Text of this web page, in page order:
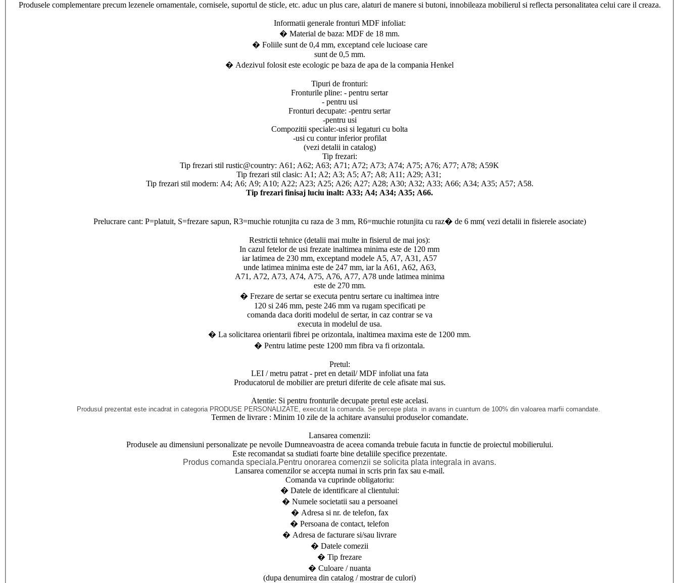
Produsele complementare precum lezenele ornamentale, cornisele, suportul de sticle, etc. aduc un plus care, alaturi de manere si butoni, innobileaza mobilierul si reflecta personalitatea celui care il creaza.
Informatii generale fronturi MDF infoliat:
� Material de baza: MDF de 18 mm.
� Foliile sunt de 0,4 mm, exceptand cele lucioase care
sunt de 0,5 mm.
� Adezivul folosit este ecologic pe baza de apa de la compania Henkel
Tipuri de fronturi:
Fronturile pline: - pentru sertar
- pentru usi
Fronturi decupate: -pentru sertar
-pentru usi
Compozitii speciale:-usi si legaturi cu bolta
-usi cu contur inferior profilat
(vezi detalii in catalog)
Tip frezari:
Tip frezari stil rustic@country: A61; A62; A63; A71; A72; A73; A74; A75; A76; A77; A78; A59K
Tip frezari stil clasic: A1; A2; A3; A5; A7; A8; A11; A29; A31;
Tip frezari stil modern: A4; A6; A9; A10; A22; A23; A25; A26; A27; A28; A30; A32; A33; A66; A34; A35; A57; A58.
Tip frezari finisaj luciu inalt: A33; A4; A34; A35; A66.
Prelucrare cant: P=platuit, S=frezare sapun, R3=muchie rotunjita cu raza de 3 mm, R6=muchie rotunjita cu raz� de 6 mm( vezi detalii in fisierele asociate)
Restrictii tehnice (detalii mai multe in fisierul de mai jos):
In cazul fetelor de usi frezate inaltimea minima este de 120 mm
iar latimea de 230 mm, exceptand modele A5, A7, A31, A57
unde latimea minima este de 247 mm, iar la A61, A62, A63,
A71, A72, A73, A74, A75, A76, A77, A78 unde latimea minima
este de 270 mm.
� Frezare de sertar se executa pentru sertare cu inaltimea intre
120 si 246 mm, peste 246 mm va rugam specificati pe
comanda daca doriti modelul de sertar, in caz contrar se va
executa in modelul de usa.
� La solicitarea orientarii fibrei pe orizontala, inaltimea maxima este de 1200 mm.
� Pentru latime peste 1200 mm fibra va fi orizontala.
Pretul:
LEI / metru patrat - pret en detail/ MDF infoliat una fata
Producatorul de mobilier are preturi diferite de cele afisate mai sus.
Atentie: Si pentru fronturile decupate pretul este acelasi.
Produsul prezentat este incadrat in categoria PRODUSE PERSONALIZATE, executat la comanda. Se percepe plata in avans in cuantum de 100% din valoarea marfii comandate.
Termen de livrare : Minim 10 zile de la achitare avansului produselor comandate.
Lansarea comenzii:
Produsele au dimensiuni personalizate pe nevoile Dumneavoastra de aceea comanda trebuie facuta in functie de proiectul mobilierului.
Este recomandat sa studiati foarte bine detaliile specifice prezentate.
Produs comanda speciala.Pentru onorarea comenzii se solicita plata integrala in avans.
Lansarea comenzilor se accepta numai in scris prin fax sau e-mail.
Comanda va cuprinde obligatoriu:
� Datele de identificare al clientului:
� Numele societatii sau a persoanei
� Adresa si nr. de telefon, fax
� Persoana de contact, telefon
� Adresa de facturare si/sau livrare
� Datele comezii
� Tip frezare
� Culoare / nuanta
(dupa denumirea din catalog / mostrar de culori)